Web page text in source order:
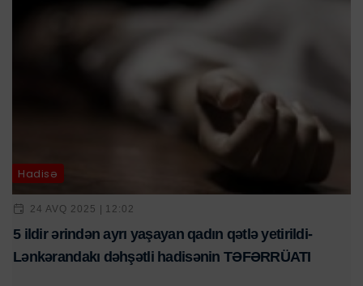
Hadisə
24 AVQ 2025 | 12:02
5 ildir ərindən ayrı yaşayan qadın qətlə yetirildi-
Lənkərandakı dəhşətli hadisənin TƏFƏRRÜATI